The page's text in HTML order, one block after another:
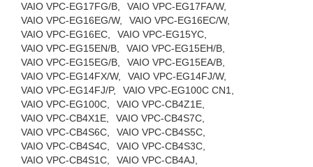
VAIO VPC-EG17FG/B,
VAIO VPC-EG17FA/W,
VAIO VPC-EG16EG/W,
VAIO VPC-EG16EC/W,
VAIO VPC-EG16EC,
VAIO VPC-EG15YC,
VAIO VPC-EG15EN/B,
VAIO VPC-EG15EH/B,
VAIO VPC-EG15EG/B,
VAIO VPC-EG15EA/B,
VAIO VPC-EG14FX/W,
VAIO VPC-EG14FJ/W,
VAIO VPC-EG14FJ/P,
VAIO VPC-EG100C CN1,
VAIO VPC-EG100C,
VAIO VPC-CB4Z1E,
VAIO VPC-CB4X1E,
VAIO VPC-CB4S7C,
VAIO VPC-CB4S6C,
VAIO VPC-CB4S5C,
VAIO VPC-CB4S4C,
VAIO VPC-CB4S3C,
VAIO VPC-CB4S1C,
VAIO VPC-CB4AJ,